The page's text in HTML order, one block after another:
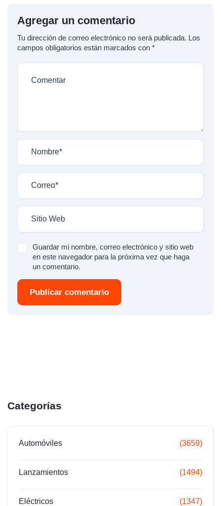
Agregar un comentario
Tu dirección de correo electrónico no será publicada. Los
campos obligatorios están marcados con *
Guardar mi nombre, correo electrónico y sitio web
en este navegador para la próxima vez que haga
un comentario.
Publicar comentario
Categorías
Automóviles (3659)
Lanzamientos (1494)
Eléctricos (1347)